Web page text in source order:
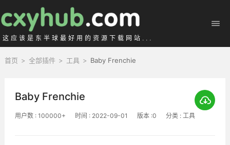
这应该是东半球最好用的资源下载网站...
首页 > 全部插件 > 工具 > Baby Frenchie
Baby Frenchie
用户数 : 100000+ 时间 : 2022-09-01 版本 :0 分类 : 工具